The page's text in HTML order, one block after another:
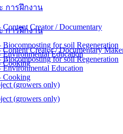
การฝึกงาน
Content Creator / Documentary
Biocomposting for soil Regeneration
Environmental Education
Cooking
(growers only)
การฝึกงาน
Content Creator / Documentary
Biocomposting for soil Regeneration
Environmental Education
Cooking
(growers only)